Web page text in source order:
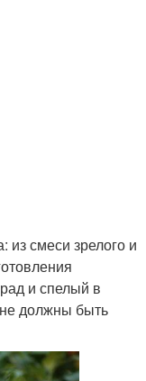
из смеси зрелого и
и спелый в
должны быть